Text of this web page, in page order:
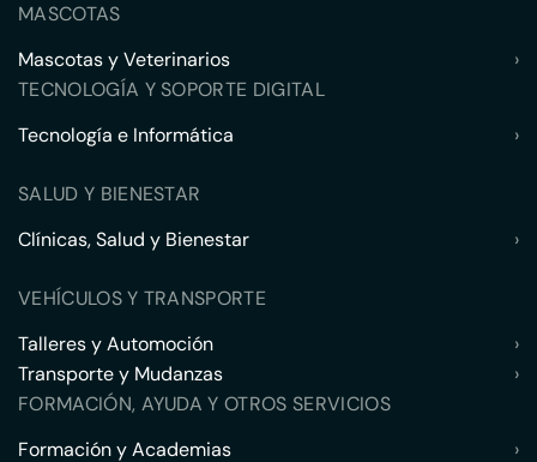
MASCOTAS
Mascotas y Veterinarios
›
TECNOLOGÍA Y SOPORTE DIGITAL
Tecnología e Informática
›
SALUD Y BIENESTAR
Clínicas, Salud y Bienestar
›
VEHÍCULOS Y TRANSPORTE
Talleres y Automoción
›
Transporte y Mudanzas
›
FORMACIÓN, AYUDA Y OTROS SERVICIOS
Formación y Academias
›